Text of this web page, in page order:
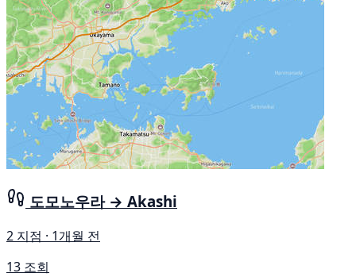
도모노우라 → Akashi
2 지점 · 1개월 전
13 조회